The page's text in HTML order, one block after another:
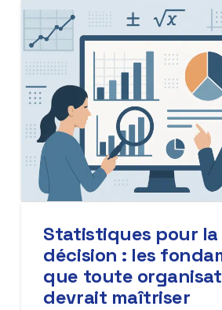
Statistiques pour la
décision : les
que toute
devrait maîtriser